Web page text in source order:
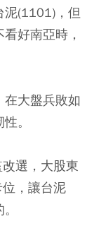
泥(1101)，但
好南亞時，
在大盤兵敗如
。
選，大股東
，讓台泥